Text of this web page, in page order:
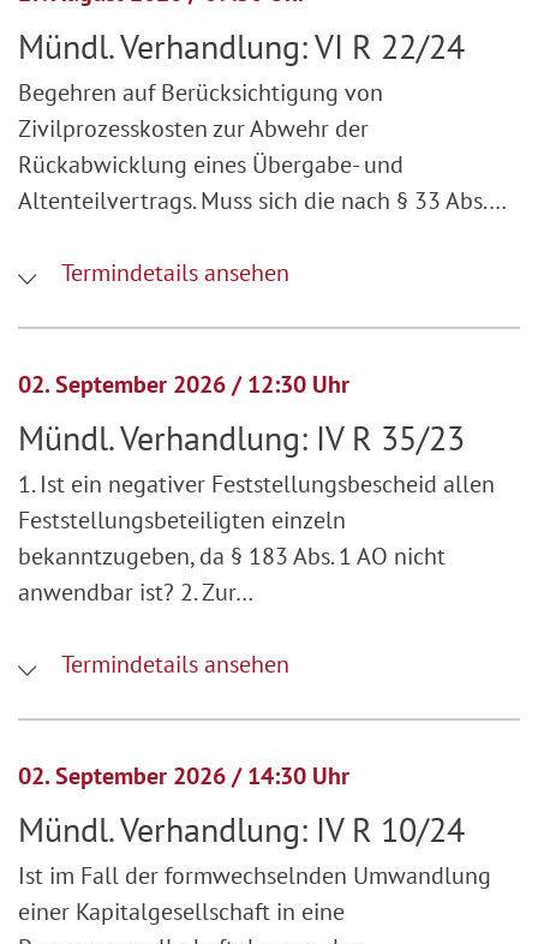
Mündl. Verhandlung: VI R 22/24
Begehren auf Berücksichtigung von
Zivilprozesskosten zur Abwehr der
Rückabwicklung eines Übergabe- und
Altenteilvertrags. Muss sich die nach § 33 Abs.…
Termindetails ansehen
02. September 2026 / 12:30 Uhr
Mündl. Verhandlung: IV R 35/23
1. Ist ein negativer Feststellungsbescheid allen
Feststellungsbeteiligten einzeln
bekanntzugeben, da § 183 Abs. 1 AO nicht
anwendbar ist? 2. Zur…
Termindetails ansehen
02. September 2026 / 14:30 Uhr
Mündl. Verhandlung: IV R 10/24
Ist im Fall der formwechselnden Umwandlung
einer Kapitalgesellschaft in eine